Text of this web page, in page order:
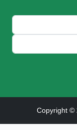
Copyright ©